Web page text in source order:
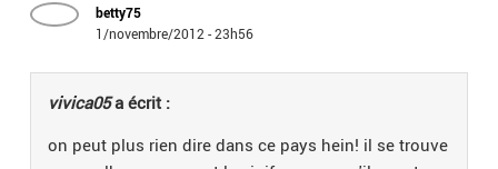
betty75
1/novembre/2012 - 23h56
vivica05a écrit :
on peut plus rien dire dans ce pays hein! il se trouve